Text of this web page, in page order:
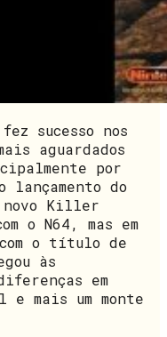
sucesso nos
aguardados
por
do
novo Killer
o N64, mas em
com o título de
às
em
mais um monte